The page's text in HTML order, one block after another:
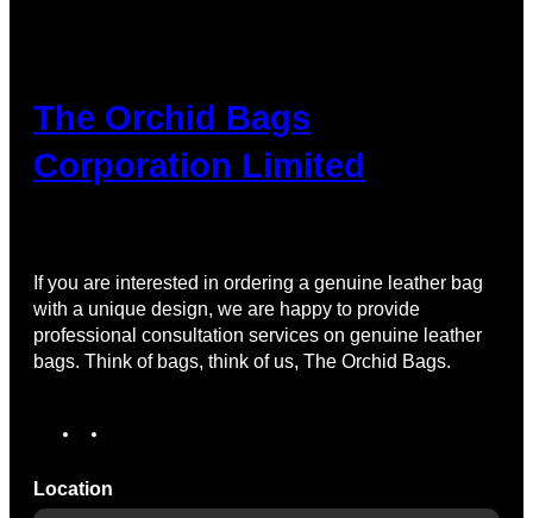
The Orchid Bags
Corporation Limited
If you are interested in ordering a genuine leather bag
with a unique design, we are happy to provide
professional consultation services on genuine leather
bags. Think of bags, think of us, The Orchid Bags.
Location